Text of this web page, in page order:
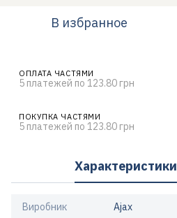
В избранное
ОПЛАТА ЧАСТЯМИ
5 платежей по 123.80 грн
ПОКУПКА ЧАСТЯМИ
5 платежей по 123.80 грн
Характеристики
Виробник Ajax